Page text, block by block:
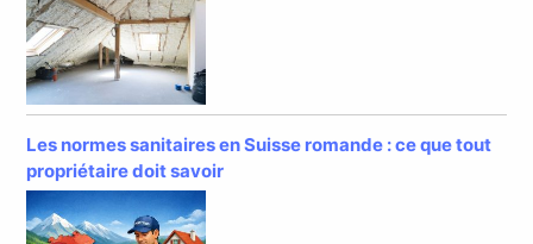
Les normes sanitaires en Suisse romande : ce que tout
propriétaire doit savoir